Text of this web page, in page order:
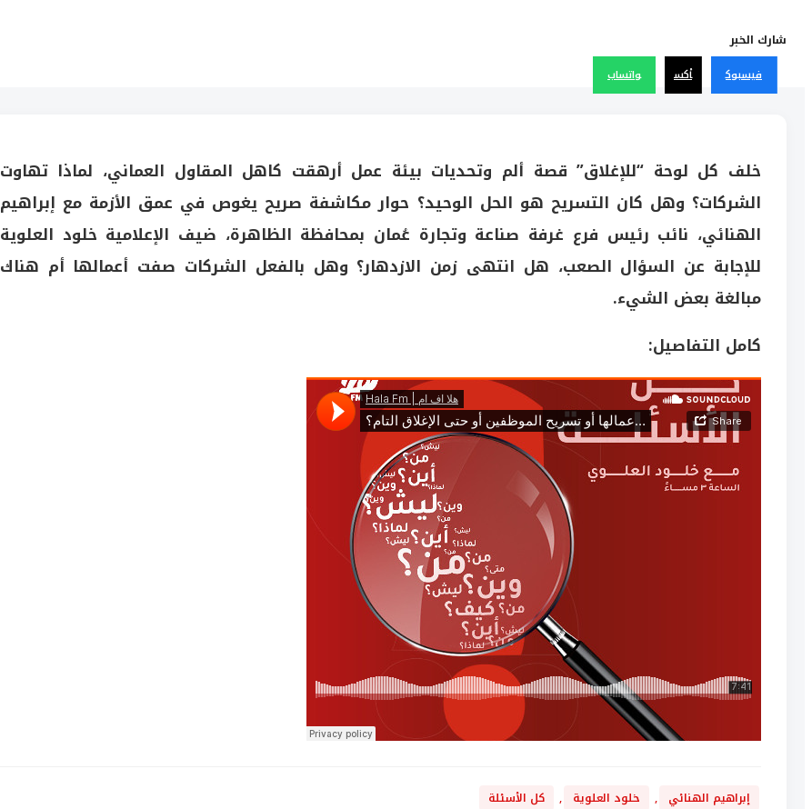
شارك الخبر
فيسبوك أكس واتساب
خلف كل لوحة “للإغلاق” قصة ألم وتحديات بيئة عمل أرهقت كاهل المقاول العماني، لماذا تهاوت
الشركات؟ وهل كان التسريح هو الحل الوحيد؟ حوار مكاشفة صريح يغوص في عمق الأزمة مع إبراهيم
الهنائي، نائب رئيس فرع غرفة صناعة وتجارة عُمان بمحافظة الظاهرة، ضيف الإعلامية خلود العلوية
للإجابة عن السؤال الصعب، هل انتهى زمن الازدهار؟ وهل بالفعل الشركات صفت أعمالها أم هناك
مبالغة بعض الشيء.
كامل التفاصيل:
إبراهيم الهنائي , خلود العلوية , كل الأسئلة